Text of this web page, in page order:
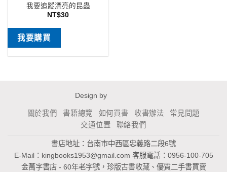
我要追蹤漂亮的昆蟲
NT$30
我要購買
Design by
關於我們 書籍總覽 如何買書 收書辦法
常見問題
交通位置
聯絡我們
書店地址：台南市中西區忠義路二段6號
E-Mail： kingbooks1953@gmail.com 客服電話：0956-100-705
金萬字書店 - 60年老字號，珍版古書收藏、優質二手書買賣